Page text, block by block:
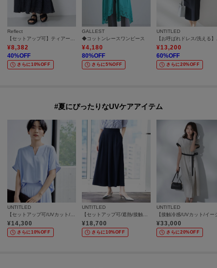
Reflect
【セットアップ可】ティアードロングスカート
¥8,382
40%OFF
さらに10%OFF
GALLEST
◆コットンレースワンピース
¥4,180
80%OFF
さらに5%OFF
UNTITLED
【お呼
¥13,200
60%OFF
さらに20%OFF
#夏にぴったりなUVケアアイテム
UNTITLED
¥14,300
さらに10%OFF
UNTITLED
¥18,700
さらに10%OFF
UNTITLED
¥33,000
さらに20%OFF